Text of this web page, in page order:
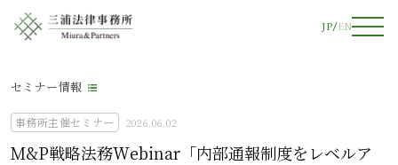
JP EN
セミナー情報
事務所主催セミナー 2026.06.02
M&P戦略法務Webinar「内部通報制度をレベルア